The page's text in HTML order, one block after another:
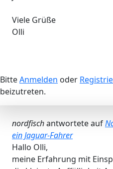
Viele Grüße
Olli
BitteAnmelden oder
beizutreten.
nordfischantwortete auf
ein Jaguar-Fahrer
Hallo Olli,
meine Erfahrung mit